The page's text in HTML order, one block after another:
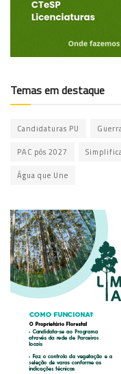
Temas em destaque
Candidaturas PU
PAC pós 2027
Água que Une